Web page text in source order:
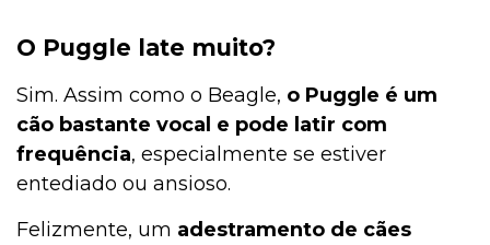
O Puggle late muito?
Sim. Assim como o Beagle, o Puggle é um
cão bastante vocal e pode latir com
frequência, especialmente se estiver
entediado ou ansioso.
Felizmente, um adestramento de cães